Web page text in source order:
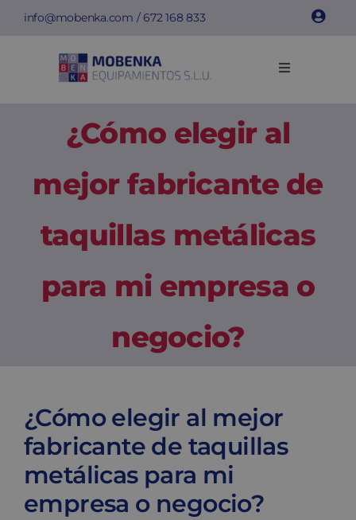
Saltar
contenido
info@mobenka.com /672 168 833
Toggle
Contacto
Carrito
¿Cómo elegir al
mejor fabricante de
taquillas metálicas
para mi empresa o
negocio?
¿Cómo elegir al mejor
fabricante de taquillas
metálicas para mi
empresa o negocio?